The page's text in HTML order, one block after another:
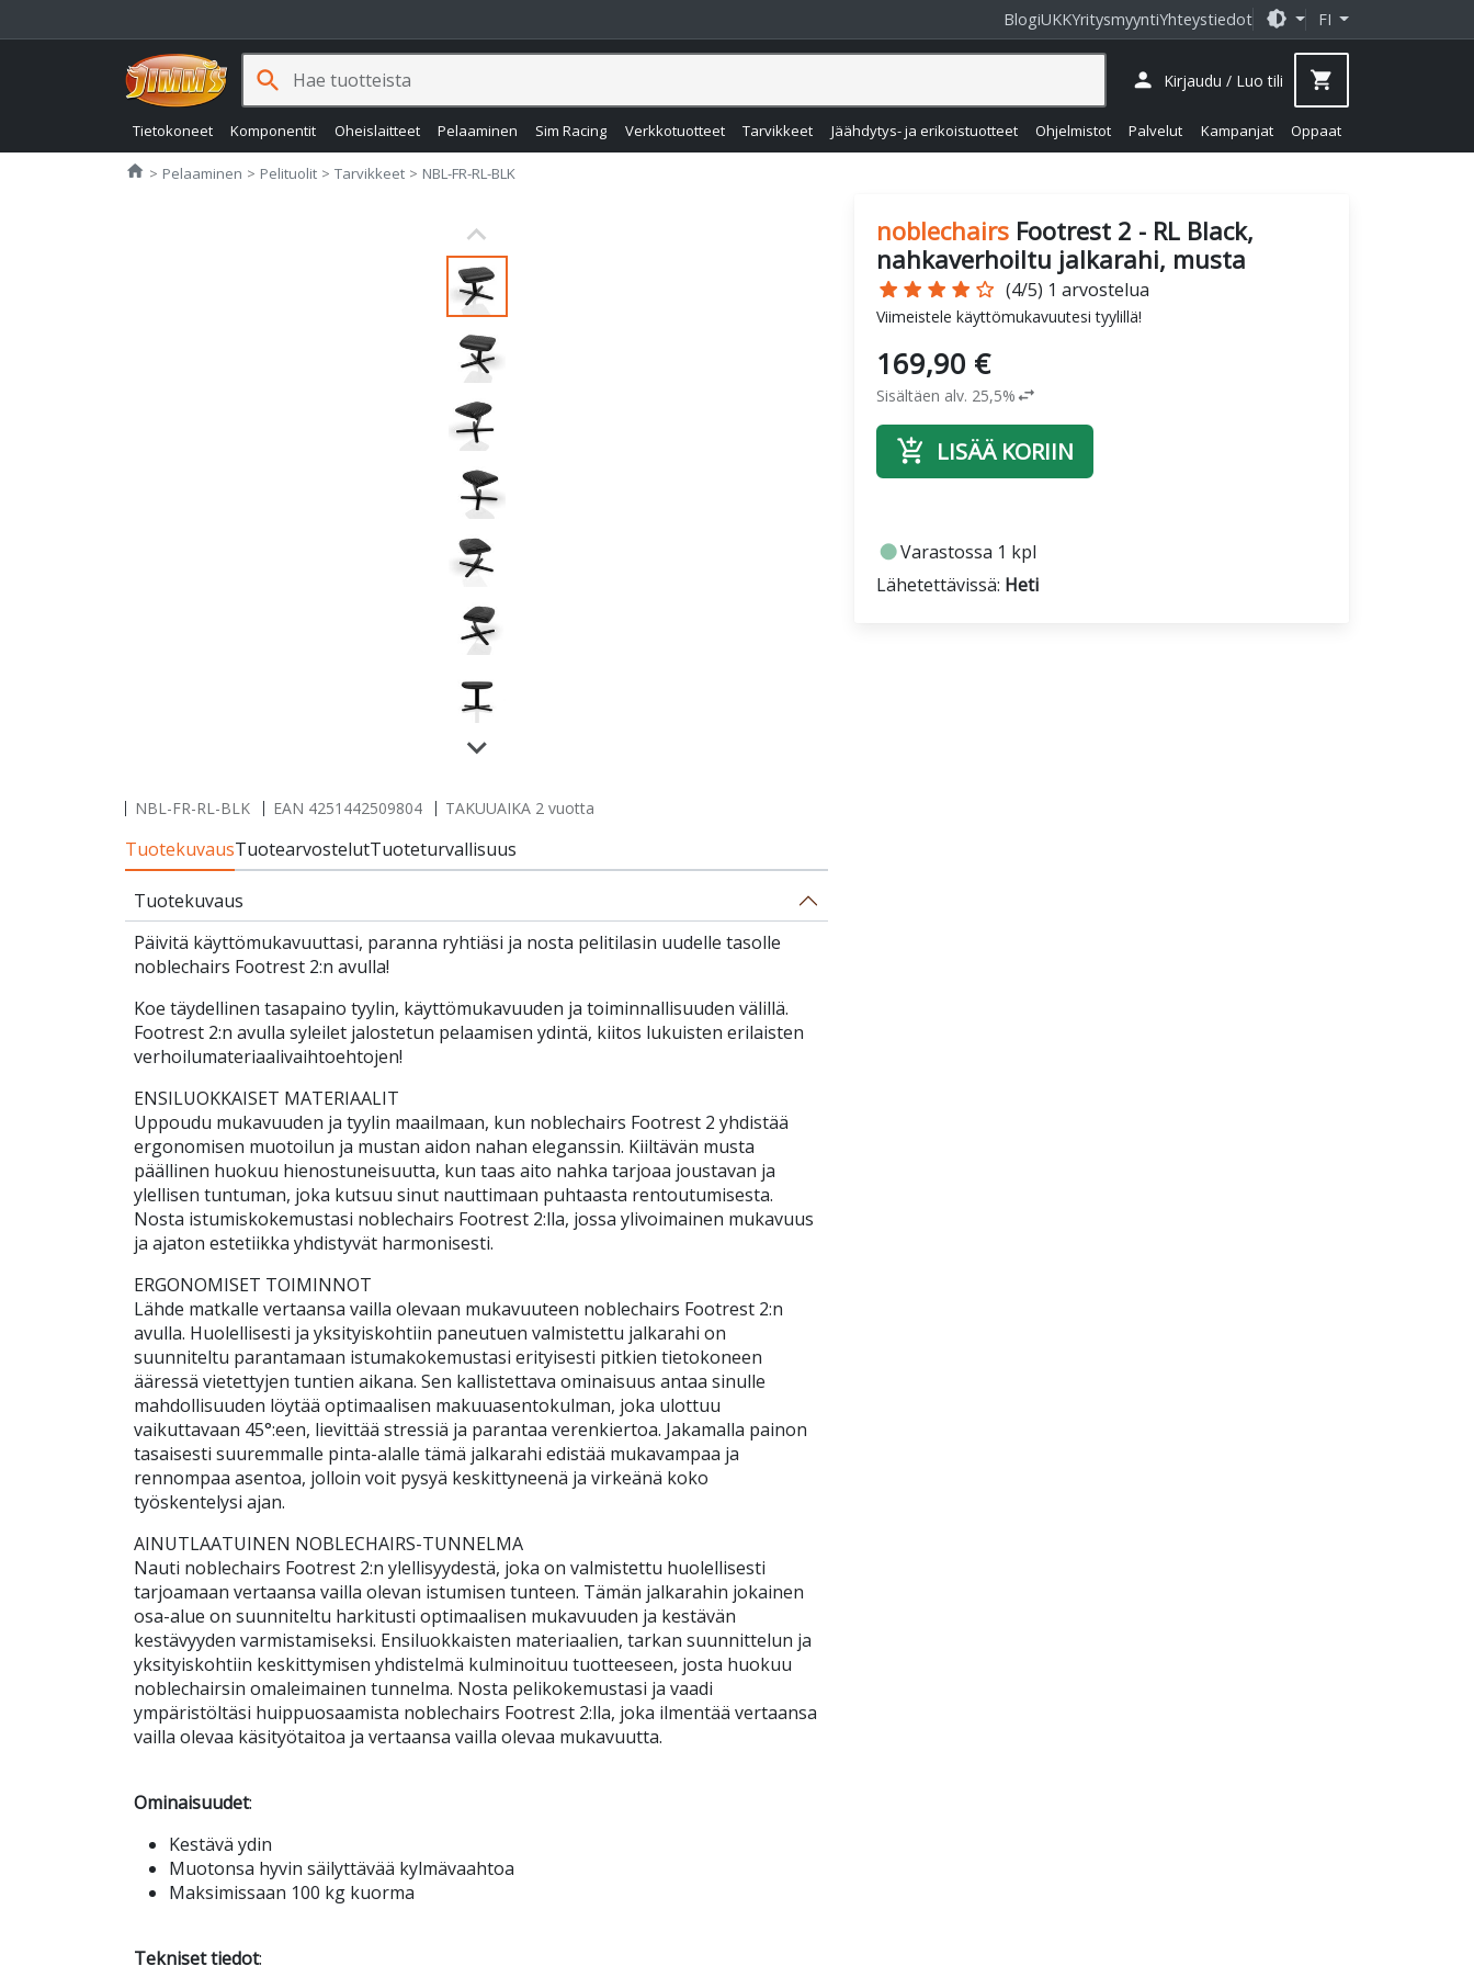
BlogiUKKYritysmyyntiYhteystiedot brightness_medium FI
Tietokoneet Komponentit Oheislaitteet Pelaaminen Sim Racing Verkkotuotteet Tarvikkeet Jäähdytys- ja erikoistuotteet Ohjelmistot Palvelut Kampanjat Oppaat
person Kirjaudu / Luo tili shopping_cart
search
home Jimms.fi
Pelaaminen Pelituolit Tarvikkeet NBL-FR-RL-BLK
noblechairs Footrest 2 - RL Black,
nahkaverhoiltu jalkarahi, musta
star star star star star_border (4/5) 1 arvostelua
Viimeistele käyttömukavuutesi tyylillä!
169,90 €
Sisältäen alv. 25,5%swap_horiz
add_shopping_cart LISÄÄ KORIIN
fiber_manual_recordVarastossa 1 kpl
Lähetettävissä: Heti
NBL-FR-RL-BLK EAN 4251442509804 TAKUUAIKA 2 vuotta
TuotekuvausTuotearvostelutTuoteturvallisuus
Tuotekuvaus
Päivitä käyttömukavuuttasi, paranna ryhtiäsi ja nosta pelitilasin uudelle tasolle
noblechairs Footrest 2:n avulla!
Koe täydellinen tasapaino tyylin, käyttömukavuuden ja toiminnallisuuden välillä.
Footrest 2:n avulla syleilet jalostetun pelaamisen ydintä, kiitos lukuisten erilaisten
verhoilumateriaalivaihtoehtojen!
ENSILUOKKAISET MATERIAALIT
Uppoudu mukavuuden ja tyylin maailmaan, kun noblechairs Footrest 2 yhdistää
ergonomisen muotoilun ja mustan aidon nahan eleganssin. Kiiltävän musta
päällinen huokuu hienostuneisuutta, kun taas aito nahka tarjoaa joustavan ja
ylellisen tuntuman, joka kutsuu sinut nauttimaan puhtaasta rentoutumisesta.
Nosta istumiskokemustasi noblechairs Footrest 2:lla, jossa ylivoimainen mukavuus
ja ajaton estetiikka yhdistyvät harmonisesti.
ERGONOMISET TOIMINNOT
Lähde matkalle vertaansa vailla olevaan mukavuuteen noblechairs Footrest 2:n
avulla. Huolellisesti ja yksityiskohtiin paneutuen valmistettu jalkarahi on
suunniteltu parantamaan istumakokemustasi erityisesti pitkien tietokoneen
ääressä vietettyjen tuntien aikana. Sen kallistettava ominaisuus antaa sinulle
mahdollisuuden löytää optimaalisen makuuasentokulman, joka ulottuu
vaikuttavaan 45°:een, lievittää stressiä ja parantaa verenkiertoa. Jakamalla painon
tasaisesti suuremmalle pinta-alalle tämä jalkarahi edistää mukavampaa ja
rennompaa asentoa, jolloin voit pysyä keskittyneenä ja virkeänä koko
työskentelysi ajan.
AINUTLAATUINEN NOBLECHAIRS-TUNNELMA
Nauti noblechairs Footrest 2:n ylellisyydestä, joka on valmistettu huolellisesti
tarjoamaan vertaansa vailla olevan istumisen tunteen. Tämän jalkarahin jokainen
osa-alue on suunniteltu harkitusti optimaalisen mukavuuden ja kestävän
kestävyyden varmistamiseksi. Ensiluokkaisten materiaalien, tarkan suunnittelun ja
yksityiskohtiin keskittymisen yhdistelmä kulminoituu tuotteeseen, josta huokuu
noblechairsin omaleimainen tunnelma. Nosta pelikokemustasi ja vaadi
ympäristöltäsi huippuosaamista noblechairs Footrest 2:lla, joka ilmentää vertaansa
vailla olevaa käsityötaitoa ja vertaansa vailla olevaa mukavuutta.
Ominaisuudet:
Kestävä ydin
Muotonsa hyvin säilyttävää kylmävaahtoa
Maksimissaan 100 kg kuorma
Tekniset tiedot: